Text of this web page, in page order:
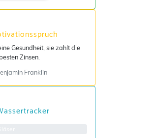
Gesundheit, sie zahlt die
besten Zinsen.
Franklin